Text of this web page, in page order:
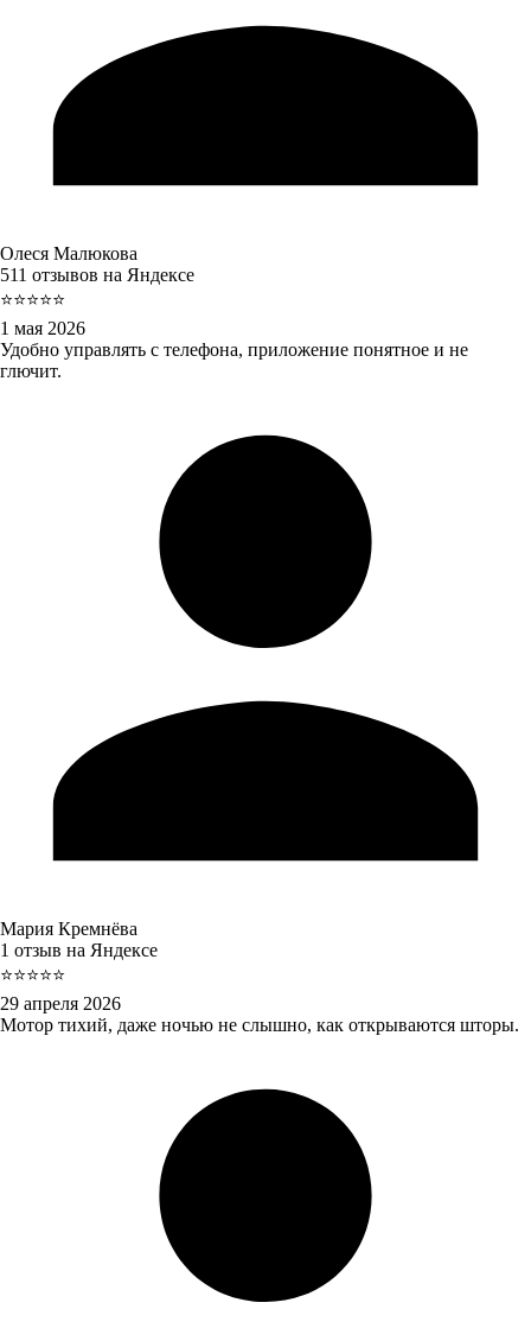
Олеся Малюкова
511 отзывов на Яндексе
⭐⭐⭐⭐⭐
1 мая 2026
Удобно управлять с телефона, приложение понятное и не
глючит.
Мария Кремнёва
1 отзыв на Яндексе
⭐⭐⭐⭐⭐
29 апреля 2026
Мотор тихий, даже ночью не слышно, как открываются шторы.